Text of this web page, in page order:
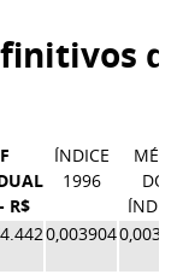
R$
ÍNDICE
1996
DOS
0,003904